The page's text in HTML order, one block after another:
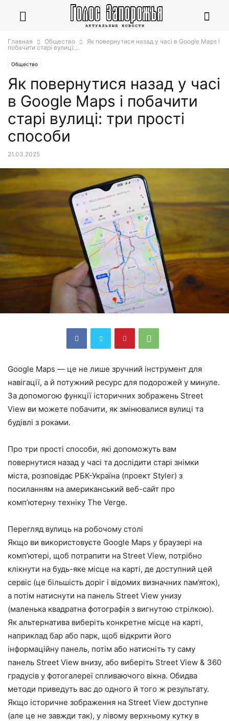
Главная Общество
Як повернутися назад у часі в Google Maps і
побачити старі вулиці:...
Общество
Як повернутися назад у часі
в Google Maps і побачити
старі вулиці: три прості
способи
21.03.2025
Google Maps — це не лише зручний інструмент для
навігації, а й потужний ресурс для подорожей у минуле.
За допомогою функції історичних зображень Street
View ви можете побачити, як змінювалися вулиці та
будівлі з роками.
Про три прості способи, які допоможуть вам
повернутися назад у часі та дослідити старі знімки
міста, розповідає РБК-Україна (проект Styler) з
посиланням на американський веб-сайт про
комп’ютерну техніку The Verge.
Перегляд вулиць на робочому столі
Якщо ви використовуєте Google Maps у браузері на
комп’ютері, щоб потрапити на Street View, потрібно
клікнути на будь-яке місце на карті, де доступний цей
сервіс (це більшість доріг і відомих визначних пам’яток),
а потім натиснути на панель Street View унизу
(маленька квадратна фотографія з вигнутою стрілкою).
Як альтернатива виберіть конкретне місце на карті,
наприклад бар або парк, щоб відкрити його
інформаційну панель, потім або натисніть ту саму
панель Street View внизу, або виберіть Street View & 360
градусів у фотогалереї спливаючого вікна. Обидва
методи приведуть вас до одного й того ж результату.
Якщо історичне зображення на Street View доступне
(але це не завжди так), у лівому верхньому кутку в